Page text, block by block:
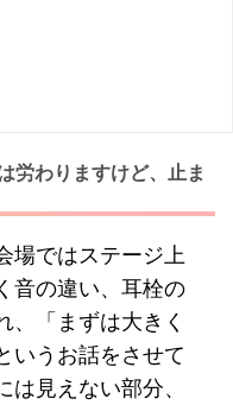
労わりますけど、止ま
場ではステージ上
音の違い、耳栓の
、「まずは大きく
いうお話をさせて
見えない部分、